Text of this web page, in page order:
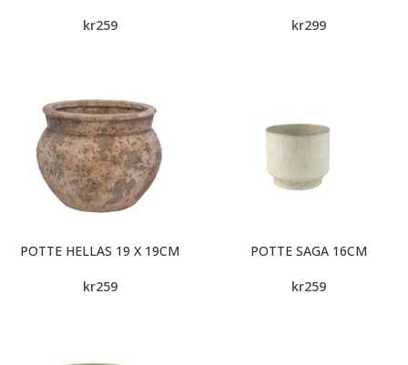
kr259 kr299
POTTE HELLAS 19 X 19CM
kr259
POTTE SAGA 16CM
kr259